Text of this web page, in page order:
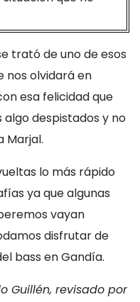
trató de uno de esos
nos olvidará en
esa felicidad que
despistados y no
Marjal.
lo más rápido
ya que algunas
vayan
disfrutar de
bass en Gandía.
Guillén, revisado por